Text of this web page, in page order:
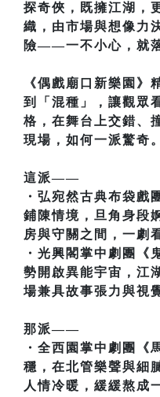
探奇俠，既擁江湖，
織，由市場與想像力
險——一不小心，就
《偶戲廟口新樂園》
到「混種」，讓觀眾
格，在舞台上交錯、
現場，如何一派驚奇。
這派——
・弘宛然古典布袋戲
鋪陳情境，旦角身段
房與守關之間，一劇
・光興閣掌中劇團《
勢開啟異能宇宙，江
場兼具故事張力與視
那派——
・全西園掌中劇團《
穩，在北管樂聲與細
人情冷暖，緩緩熬成